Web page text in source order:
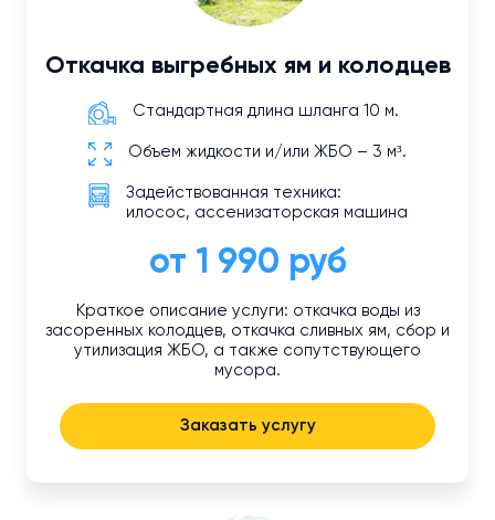
Откачка выгребных ям и колодцев
Стандартная длина шланга 10 м.
Объем жидкости и/или ЖБО – 3 м³.
Задействованная техника:
илосос, ассенизаторская машина
от 1 990 руб
Краткое описание услуги: откачка воды из
засоренных колодцев, откачка сливных ям, сбор и
утилизация ЖБО, а также сопутствующего
мусора.
Заказать услугу